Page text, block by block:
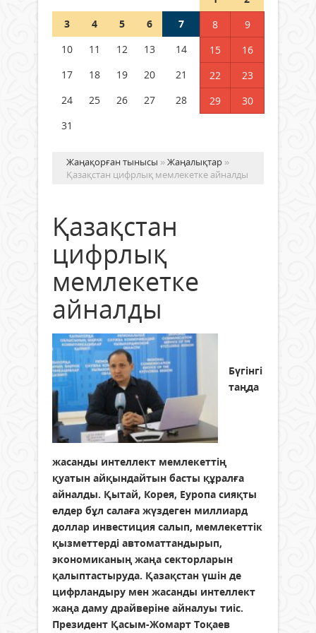
Германия аптап ыстыққа
бастады
04 тамыз 2026 ж.
3
4 5 6 7 8
9
10
11 12 13 14 15
16
17
18 19 20 21 22
23
24
25 26 27 28 29
30
31
Жаңақорған тынысы »Жаңалықтар »
Қазақстан цифрлық мемлекетке айналды
Қазақстан
цифрлық
мемлекетке
айналды
Бүгінгі
таңда
жасанды интеллект мемлекеттің
қуатын айқындайтын басты құралға
айналды. Қытай, Корея, Еуропа сияқты
елдер бұл салаға жүздеген миллиард
доллар инвестиция салып, мемлекеттік
қызметтерді автоматтандырып,
экономиканың жаңа секторларын
қалыптастыруда. Қазақстан үшін де
цифрландыру мен жасанды интеллект
жаңа даму драйверіне айналуы тиіс.
Президент Қасым-Жомарт Тоқаев